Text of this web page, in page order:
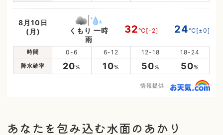
8月10日
(月)
くもり 一時
雨
32℃[-2] 24℃[±0]
時間 0-6 6-12 12-18 18-24
降水確率 20% 10% 50% 50%
情報提供：
あなたを包み込む水面のあかり